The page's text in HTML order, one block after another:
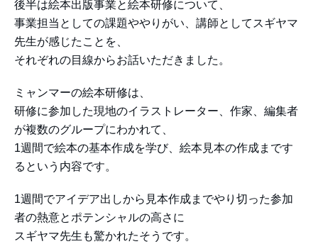
後半は絵本出版事業と絵本研修について、
事業担当としての課題ややりがい、講師としてスギヤマ
先生が感じたことを、
それぞれの目線からお話いただきました。
ミャンマーの絵本研修は、
研修に参加した現地のイラストレーター、作家、編集者
が複数のグループにわかれて、
1週間で絵本の基本作成を学び、絵本見本の作成まです
るという内容です。
1週間でアイデア出しから見本作成までやり切った参加
者の熱意とポテンシャルの高さに
スギヤマ先生も驚かれたそうです。